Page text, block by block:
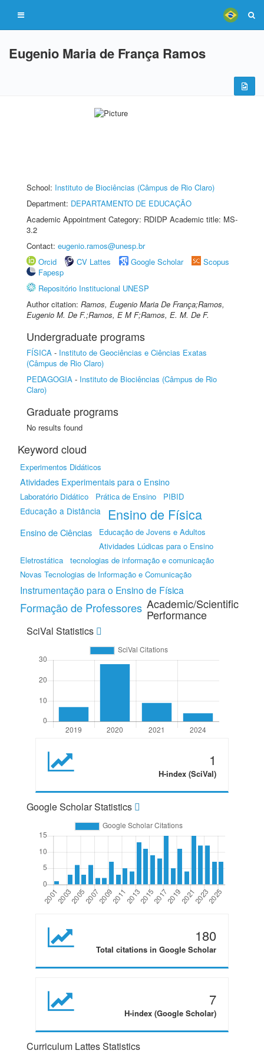
Eugenio Maria de França Ramos
School: Instituto de Biociências (Câmpus de Rio Claro)
Department: DEPARTAMENTO DE EDUCAÇÃO
Academic Appointment Category: RDIDP Academic title: MS-
3.2
Contact: eugenio.ramos@unesp.br
Orcid
CV Lattes Google Scholar
Scopus
Fapesp
Repositório Institucional UNESP
Author citation: Ramos, Eugenio Maria De França;Ramos,
Eugenio M. De F.;Ramos, E M F;Ramos, E. M. De F.
Undergraduate programs
FÍSICA - Instituto de Geociências e Ciências Exatas
(Câmpus de Rio Claro)
PEDAGOGIA - Instituto de Biociências (Câmpus de Rio
Claro)
Graduate programs
No results found
Keyword cloud
Experimentos Didáticos
Atividades Experimentais para o Ensino
Laboratório Didático Prática de Ensino PIBID
Educação a Distância Ensino de Física
Ensino de Ciências
Educação de Jovens e Adultos
Atividades Lúdicas para o Ensino
Eletrostática
tecnologias de informação e comunicação
Novas Tecnologias de Informação e Comunicação
Instrumentação para o Ensino de Física
Formação de Professores Academic/Scientific
Performance
SciVal Statistics
1
H-index (SciVal)
Google Scholar Statistics
180
Total citations in Google Scholar
7
H-index (Google Scholar)
Curriculum Lattes Statistics